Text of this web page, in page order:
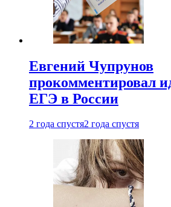
Евгений Чупрунов
прокомментировал
ЕГЭ в России
2 года спустя2 года спустя